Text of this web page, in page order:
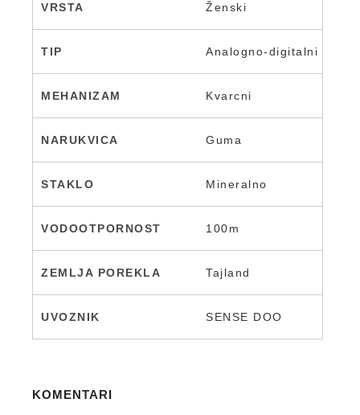
VRSTA Ženski
TIP Analogno-digitalni
MEHANIZAM Kvarcni
NARUKVICA Guma
STAKLO Mineralno
VODOOTPORNOST 100m
ZEMLJA POREKLA Tajland
UVOZNIK SENSE DOO
KOMENTARI